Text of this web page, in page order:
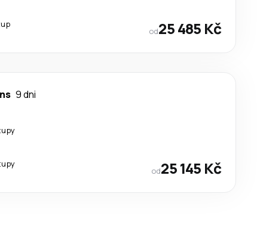
od25 485 Kč
9 dni
od25 145 Kč